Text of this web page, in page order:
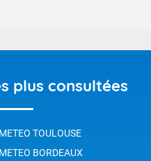
plus consultées
METEO TOULOUSE
METEO BORDEAUX